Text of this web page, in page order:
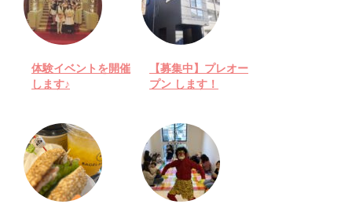
体験イベントを開催
します♪
【募集中】プレオー
プン します！